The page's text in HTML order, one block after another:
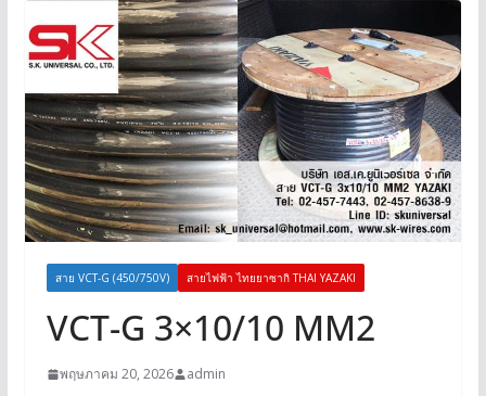
สาย VCT-G (450/750V) สายไฟฟ้า ไทยยาซากิ THAI YAZAKI
VCT-G 3×10/10 MM2
พฤษภาคม 20, 2026 admin